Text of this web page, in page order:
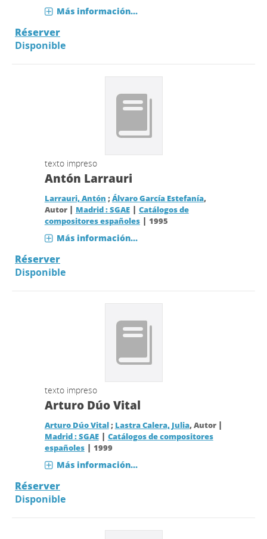
Más información...
Réserver
Disponible
texto impreso
Antón Larrauri
Larrauri, Antón ;Álvaro García Estefanía,
Autor | Madrid : SGAE| Catálogos de
compositores españoles| 1995
Más información...
Réserver
Disponible
texto impreso
Arturo Dúo Vital
Arturo Dúo Vital; Lastra Calera, Julia, Autor |
Madrid : SGAE| Catálogos de compositores
españoles| 1999
Más información...
Réserver
Disponible